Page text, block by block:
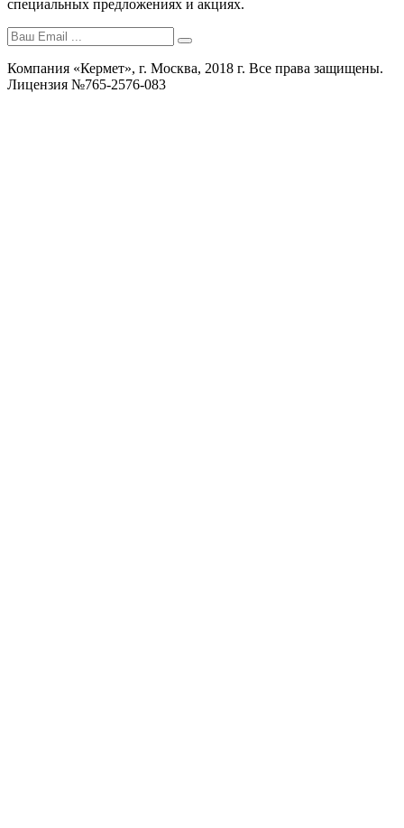
специальных предложениях и акциях.
Компания «Кермет», г. Москва, 2018 г. Все права защищены.
Лицензия №765-2576-083